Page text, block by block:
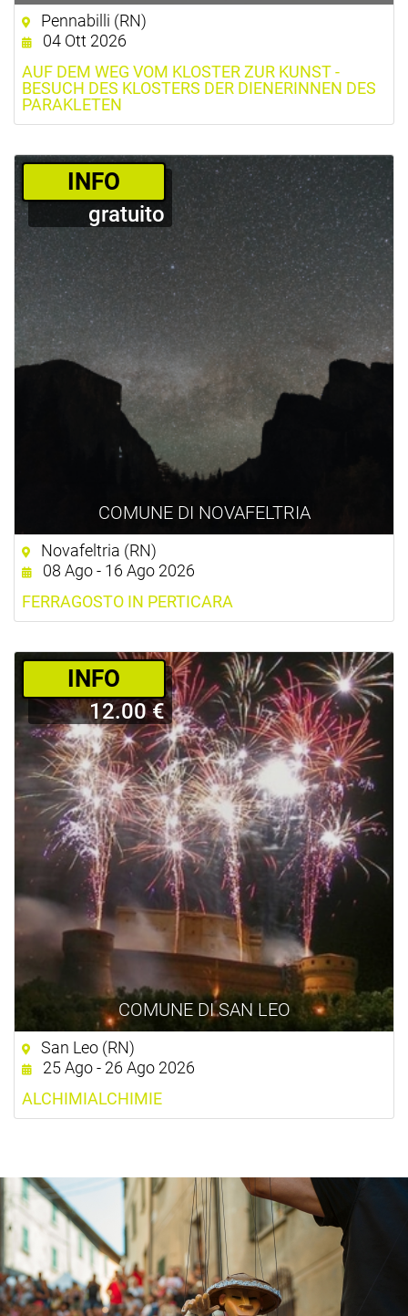
Pennabilli (RN)
04 Ott 2026
AUF DEM WEG VOM KLOSTER ZUR KUNST -
BESUCH DES KLOSTERS DER DIENERINNEN DES
PARAKLETEN
COMUNE DI NOVAFELTRIA
­INFO
gratuito
Novafeltria (RN)
08 Ago - 16 Ago 2026
FERRAGOSTO IN PERTICARA
COMUNE DI SAN LEO
­INFO
12.00 €
San Leo (RN)
25 Ago - 26 Ago 2026
ALCHIMIALCHIMIE